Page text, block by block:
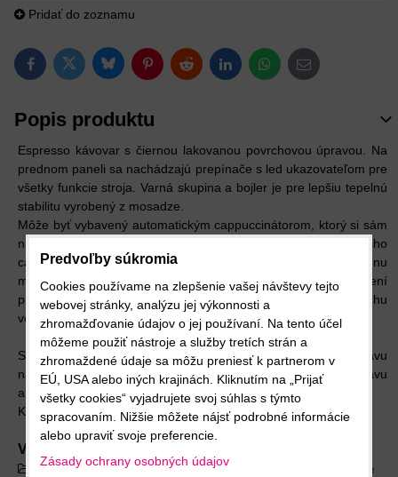
Pridať do zoznamu
FacebookTwitterBlueskyPinterestRedditLinkedInWhatsApp
E-mail
Popis produktu
Espresso kávovar s čiernou lakovanou povrchovou úpravou. Na
prednom paneli sa nachádzajú prepínače s led ukazovateľom pre
všetky funkcie stroja. Varná skupina a bojler je pre lepšiu tepelnú
stabilitu vyrobený z mosadze.
Môže byť vybavený automatickým cappuccinátorom, ktorý si sám
nasaje mlieko priamo z nádoby a pripraví penu do Vášho
cappuccina. Vďaka tomu tento systém nevyžaduje od Vás žiadnu
manuálnu zručnosť pri príprave cappuccina. Po ukončení
prípravy cappuccina stačí, ak namiesto mlieka nasajete trochu
vody a celý systém sa sám prečistí od zvyškov mlieka.
Systém "Turbo cappuccino" je vhodný nielen na prípravu
napeneného mlieka, ale aj na zohriatie alebo prípravu
akéhokoľvek iného teplého nápoja v priebehu pár sekúnd.
Kávovar má odpojiteľný hlavný prívodný kábel.
Viac z kategórie
Domáce kávovary Pákové kávovary
Manuálne
Predvoľby súkromia
Cookies používame na zlepšenie vašej návštevy tejto
webovej stránky, analýzu jej výkonnosti a
zhromažďovanie údajov o jej používaní. Na tento účel
môžeme použiť nástroje a služby tretích strán a
zhromaždené údaje sa môžu preniesť k partnerom v
EÚ, USA alebo iných krajinách. Kliknutím na „Prijať
všetky cookies“ vyjadrujete svoj súhlas s týmto
spracovaním. Nižšie môžete nájsť podrobné informácie
alebo upraviť svoje preferencie.
Zásady ochrany osobných údajov